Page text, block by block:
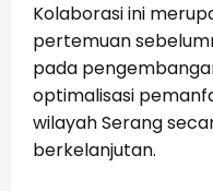
Kolaborasi ini
pertemuan
pada
optimalisasi
wilayah Serang
berkelanjutan.